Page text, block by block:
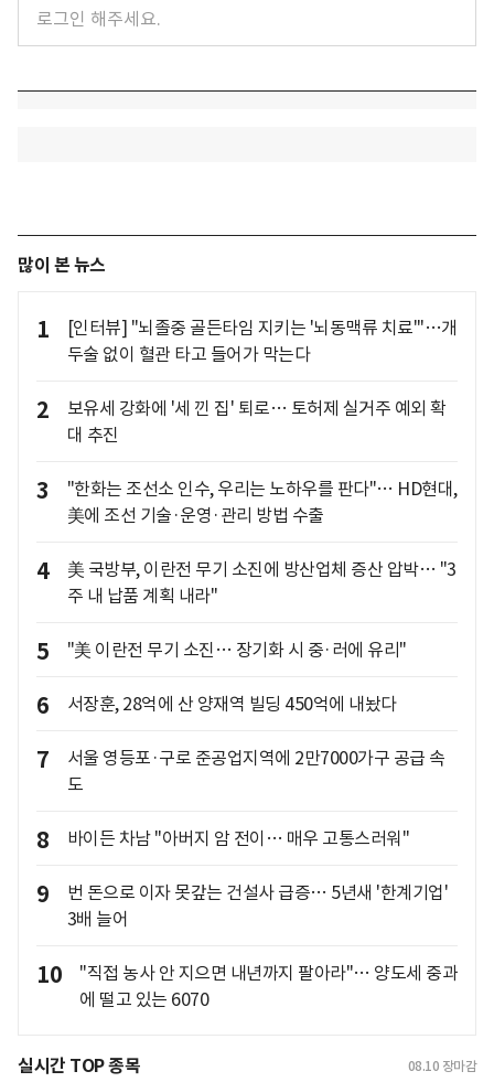
많이 본 뉴스
1
[인터뷰] "뇌졸중 골든타임 지키는 '뇌동맥류 치료'"…개
두술 없이 혈관 타고 들어가 막는다
2
보유세 강화에 '세 낀 집' 퇴로… 토허제 실거주 예외 확
대 추진
3
"한화는 조선소 인수, 우리는 노하우를 판다"… HD현대,
美에 조선 기술·운영·관리 방법 수출
4
美 국방부, 이란전 무기 소진에 방산업체 증산 압박… "3
주 내 납품 계획 내라"
5 "美 이란전 무기 소진… 장기화 시 중·러에 유리"
6 서장훈, 28억에 산 양재역 빌딩 450억에 내놨다
7
서울 영등포·구로 준공업지역에 2만7000가구 공급 속
도
8 바이든 차남 "아버지 암 전이… 매우 고통스러워"
9
번 돈으로 이자 못갚는 건설사 급증… 5년새 '한계기업'
3배 늘어
10
"직접 농사 안 지으면 내년까지 팔아라"… 양도세 중과
에 떨고 있는 6070
실시간 TOP 종목 08.10 장마감